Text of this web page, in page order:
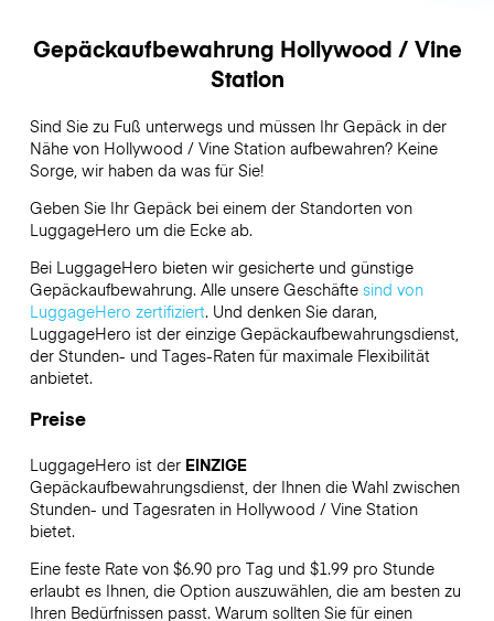
Gepäckaufbewahrung Hollywood / Vine
Station
Sind Sie zu Fuß unterwegs und müssen Ihr Gepäck in der
Nähe von Hollywood / Vine Station aufbewahren? Keine
Sorge, wir haben da was für Sie!
Geben Sie Ihr Gepäck bei einem der Standorten von
LuggageHero um die Ecke ab.
Bei LuggageHero bieten wir gesicherte und günstige
Gepäckaufbewahrung. Alle unsere Geschäfte sind von
LuggageHero zertifiziert. Und denken Sie daran,
LuggageHero ist der einzige Gepäckaufbewahrungsdienst,
der Stunden- und Tages-Raten für maximale Flexibilität
anbietet.
Preise
LuggageHero ist der EINZIGE
Gepäckaufbewahrungsdienst, der Ihnen die Wahl zwischen
Stunden- und Tagesraten in Hollywood / Vine Station
bietet.
Eine feste Rate von $6.90 pro Tag und $1.99 pro Stunde
erlaubt es Ihnen, die Option auszuwählen, die am besten zu
Ihren Bedürfnissen passt. Warum sollten Sie für einen